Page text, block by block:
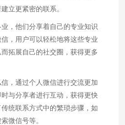
立更紧密的联系。
，他们分享着自己的专业知识
，用户可以轻松地将这些专业
拓展自己的社交圈，获得更多
，通过个人微信进行交流更加
与分享者进行互动，获得更快
统联系方式中的繁琐步骤，如
微信号等。